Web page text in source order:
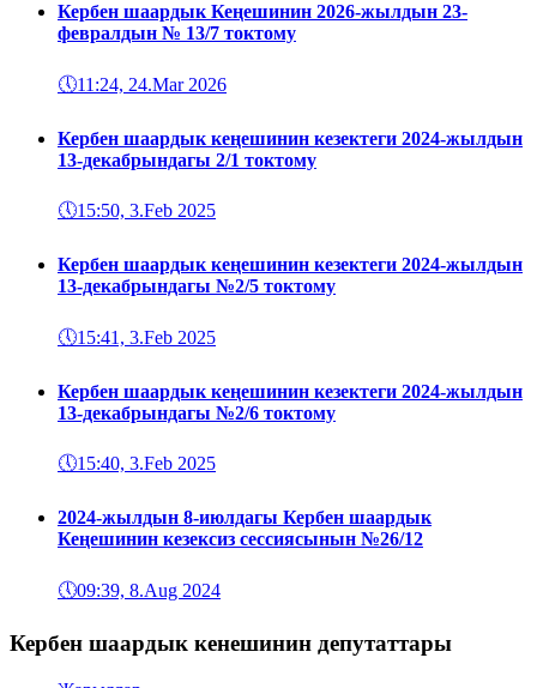
Кербен шаардык Кеңешинин 2026-жылдын 23-
февралдын № 13/7 токтому
🕔11:24, 24.Mar 2026
Кербен шаардык кеңешинин кезектеги 2024-жылдын
13-декабрындагы 2/1 токтому
🕔15:50, 3.Feb 2025
Кербен шаардык кеңешинин кезектеги 2024-жылдын
13-декабрындагы №2/5 токтому
🕔15:41, 3.Feb 2025
Кербен шаардык кеңешинин кезектеги 2024-жылдын
13-декабрындагы №2/6 токтому
🕔15:40, 3.Feb 2025
2024-жылдын 8-июлдагы Кербен шаардык
Кеңешинин кезексиз сессиясынын №26/12
🕔09:39, 8.Aug 2024
Кербен шаардык кенешинин депутаттары